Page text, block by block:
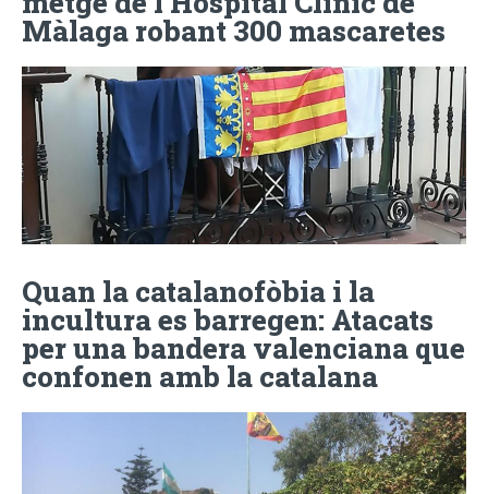
Màlaga robant 300 mascaretes
Quan la catalanofòbia i la
incultura es barregen: Atacats
per una bandera valenciana que
confonen amb la catalana